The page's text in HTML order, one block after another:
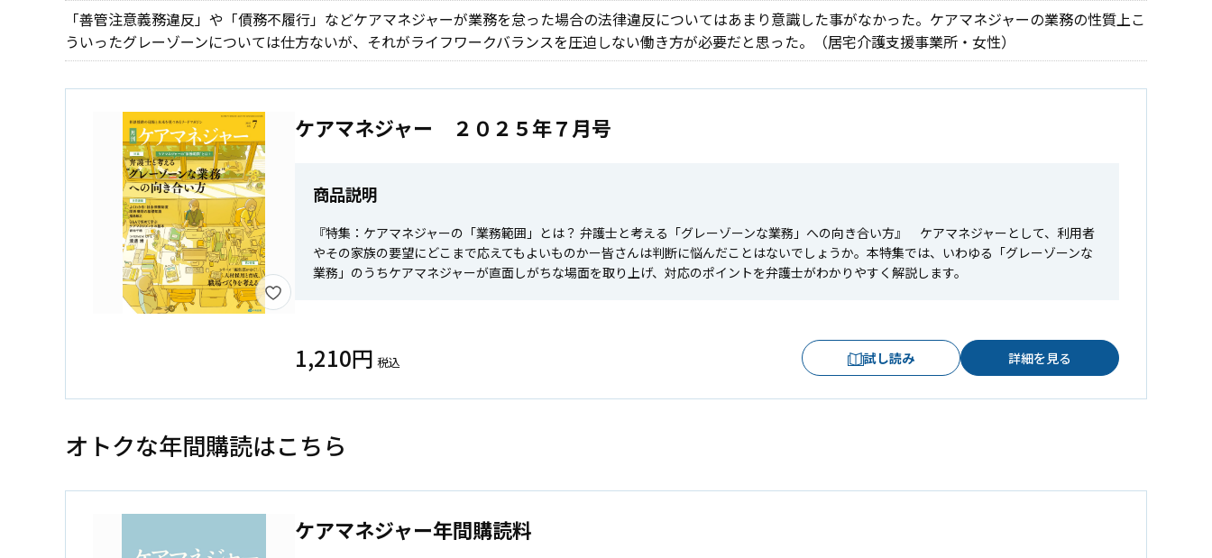
「善管注意義務違反」や「債務不履行」などケアマネジャーが業務を怠った場合の法律違反についてはあまり意識した事がなかった。ケアマネジャーの業務の性質上こ
ういったグレーゾーンについては仕方ないが、それがライフワークバランスを圧迫しない働き方が必要だと思った。（居宅介護支援事業所・女性）
ケアマネジャー ２０２５年７月号
商品説明
『特集：ケアマネジャーの「業務範囲」とは？ 弁護士と考える「グレーゾーンな業務」への向き合い方』 ケアマネジャーとして、利用者
やその家族の要望にどこまで応えてもよいものかー皆さんは判断に悩んだことはないでしょうか。本特集では、いわゆる「グレーゾーンな
業務」のうちケアマネジャーが直面しがちな場面を取り上げ、対応のポイントを弁護士がわかりやすく解説します。
1,210円 税込 試し読み 詳細を見る
オトクな年間購読はこちら
ケアマネジャー年間購読料